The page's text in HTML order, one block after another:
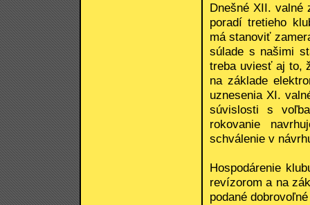
Dnešné XII. valné
poradí tretieho
má stanoviť
súlade s našimi
treba uviesť aj to,
na základe
uznesenia XI.
súvislosti s
rokovanie
schválenie v
Hospodárenie
revízorom a na
podané